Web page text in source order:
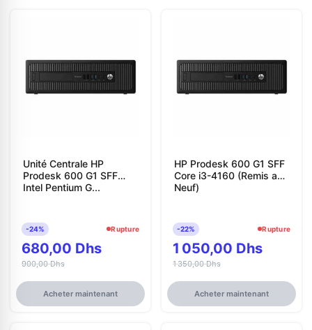
Unité Centrale HP
Prodesk 600 G1 SFF
Intel Pentium G...
-24% Rupture
680,00 Dhs
900,00 Dhs
Acheter maintenant
HP Prodesk 600 G1 SFF
Core i3-4160 (Remis a
Neuf)
-22% Rupture
1 050,00 Dhs
1 350,00 Dhs
Acheter maintenant